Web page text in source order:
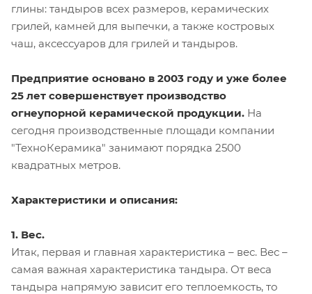
глины: тандыров всех размеров, керамических
грилей, камней для выпечки, а также костровых
чаш, аксессуаров для грилей и тандыров.
Предприятие основано в 2003 году и уже более
25 лет совершенствует производство
огнеупорной керамической продукции. На
сегодня производственные площади компании
"ТехноКерамика" занимают порядка 2500
квадратных метров.
Характеристики и описания:
1. Вес.
Итак, первая и главная характеристика – вес. Вес –
самая важная характеристика тандыра. От веса
тандыра напрямую зависит его теплоемкость, то